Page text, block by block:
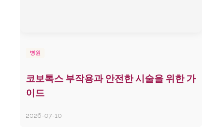
병원
코보톡스 부작용과 안전한 시술을 위한 가
이드
2026-07-10